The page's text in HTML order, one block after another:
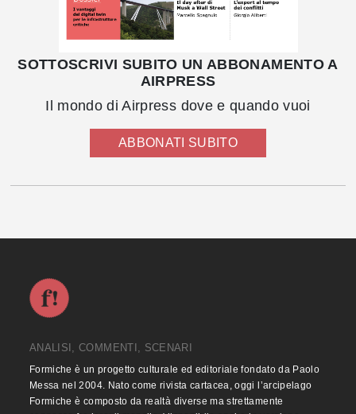
SOTTOSCRIVI SUBITO UN ABBONAMENTO A
AIRPRESS
Il mondo di Airpress dove e quando vuoi
ABBONATI SUBITO
ANALISI, COMMENTI, SCENARI
Formiche è un progetto culturale ed editoriale fondato da Paolo
Messa nel 2004. Nato come rivista cartacea, oggi l’arcipelago
Formiche è composto da realtà diverse ma strettamente